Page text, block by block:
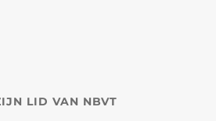
LID VAN NBVT